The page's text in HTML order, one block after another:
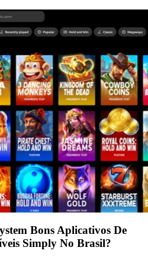
Bons Aplicativos De
Simply No Brasil?